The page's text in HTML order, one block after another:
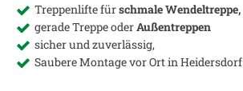
Treppenlifte fürschmale Wendeltreppe,
gerade Treppe oderAußentreppen
sicher und zuverlässig,
Saubere Montage vor Ort in Heidersdorf